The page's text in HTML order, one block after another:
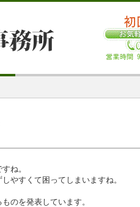
ね。
やすくて困ってしまいますね。
のを発表しています。